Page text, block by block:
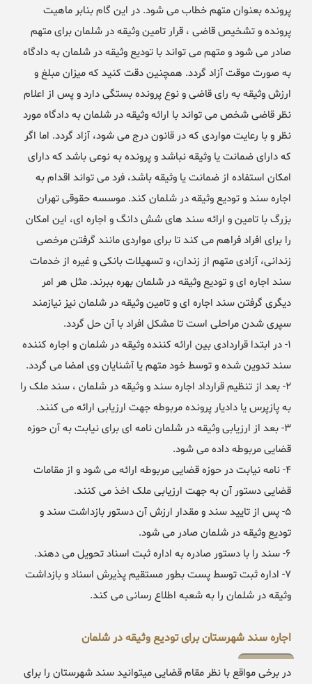
پرونده بعنوان متهم خطاب می شود. در این گام بنابر ماهیت
پرونده و تشخیص قاضی ، قرار تامین وثیقه در شلمان برای متهم
صادر می شود و متهم می تواند با تودیع وثیقه در شلمان به دادگاه
به صورت موقت آزاد گردد. همچنین دقت کنید که میزان مبلغ و
ارزش وثیقه به رای قاضی و نوع پرونده بستگی دارد و پس از اعلام
نظر قاضی شخص می تواند با ارائه وثیقه در شلمان به دادگاه مورد
نظر و با رعایت مواردی که در قانون درج می شود، آزاد گردد. اما اگر
که دارای ضمانت یا وثیقه نباشد و پرونده به نوعی باشد که دارای
امکان استفاده از ضمانت یا وثیقه باشد، فرد می تواند اقدام به
اجاره سند و تودیع وثیقه در شلمان کند. موسسه حقوقی تهران
بزرگ با تامین و ارائه سند های شش دانگ و اجاره ای، این امکان
را برای افراد فراهم می کند تا برای مواردی مانند گرفتن مرخصی
زندانی، آزادی متهم از زندان، و تسهیلات بانکی و غیره از خدمات
سند اجاره ای و تودیع وثیقه در شلمان بهره ببرند. مثل هر امر
دیگری گرفتن سند اجاره ای و تامین وثیقه در شلمان نیز نیازمند
سپری شدن مراحلی است تا مشکل افراد با آن حل گردد.
۱- در ابتدا قراردادی بین ارائه کننده وثیقه در شلمان و اجاره کننده
سند تدوین شده و توسط خود متهم یا آشنایان وی امضا می گردد.
۲- بعد از تنظیم قرارداد اجاره سند و وثیقه در شلمان ، سند ملک را
به پازپرس یا دادیار پرونده مربوطه جهت ارزیابی ارائه می کنند.
۳- بعد از ارزیابی وثیقه در شلمان نامه ای برای نیابت به آن حوزه
قضایی مربوطه داده می شود.
۴- نامه نیابت در حوزه قضایی مربوطه ارائه می شود و از مقامات
قضایی دستور آن به جهت ارزیابی ملک اخذ می کنند.
۵- پس از تایید سند و مقدار ارزش آن دستور بازداشت سند و
تودیع وثیقه در شلمان صادر می شود.
۶- سند را با دستور صادره به اداره ثبت اسناد تحویل می دهند.
۷- اداره ثبت توسط پست بطور مستقیم پذیرش اسناد و بازداشت
وثیقه در شلمان را به شعبه اطلاع رسانی می کند.
اجاره سند شهرستان برای تودیع وثیقه در شلمان
در برخی مواقع با نظر مقام قضایی میتوانید سند شهرستان را برای